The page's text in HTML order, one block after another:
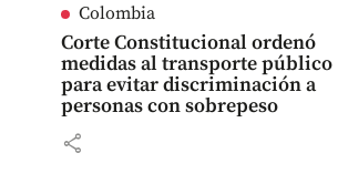
Colombia
Corte Constitucional ordenó
medidas al transporte público
para evitar discriminación a
personas con sobrepeso
share